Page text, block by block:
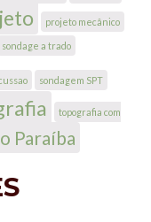
projeto mecânico
sondage a trado
sondagem SPT
topografia com
Paraíba